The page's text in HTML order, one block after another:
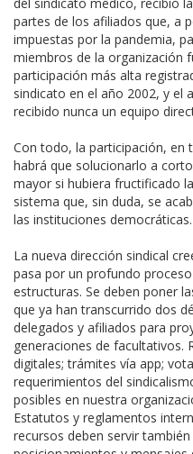
partes de los afiliados que, a
impuestas por la pandemia,
miembros de la organización
participación más alta
sindicato en el año 2002, y el
recibido nunca un equipo
Con todo, la participación, en
habrá que solucionarlo a
mayor si hubiera fructificado
sistema que, sin duda, se
las instituciones democráticas.
La nueva dirección sindical
pasa por un profundo
estructuras. Se deben poner
que ya han transcurrido dos
delegados y afiliados para
generaciones de facultativos.
digitales; trámites vía app;
requerimientos del
posibles en nuestra
Estatutos y reglamentos
recursos deben servir